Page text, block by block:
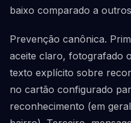
baixo comparado a
Prevenção canônica.
aceite claro, fotografado
texto explícito sobre
no cartão configurado
reconhecimento (em